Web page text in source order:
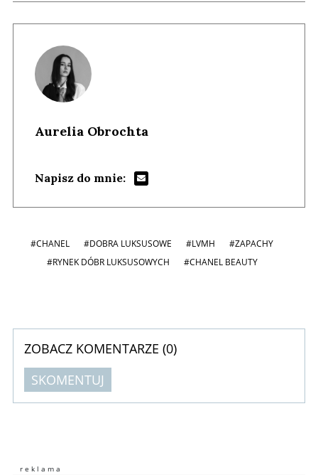
Aurelia Obrochta
Napisz do mnie:
#CHANEL #DOBRA LUKSUSOWE #LVMH
#ZAPACHY
#RYNEK DÓBR LUKSUSOWYCH
#CHANEL BEAUTY
ZOBACZ KOMENTARZE (0)
SKOMENTUJ
Imię (Wymagane)